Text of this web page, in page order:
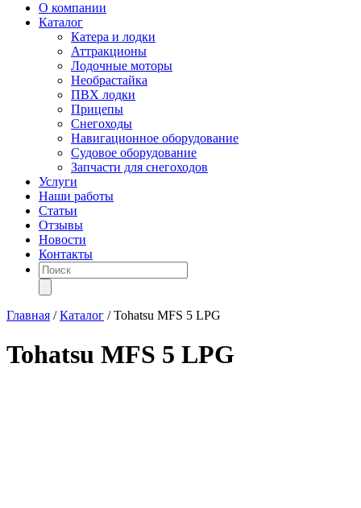
О компании
Каталог
Катера и лодки
Аттракционы
Лодочные моторы
Необрастайка
ПВХ лодки
Прицепы
Снегоходы
Навигационное оборудование
Судовое оборудование
Запчасти для снегоходов
Услуги
Наши работы
Статьи
Отзывы
Новости
Контакты
Поиск
товаров
Главная /Каталог /Tohatsu MFS 5 LPG
Tohatsu MFS 5 LPG